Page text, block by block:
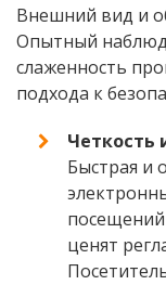
Внешний вид и
Опытный
слаженность
подхода к
Четкость
Быстрая и
ценят